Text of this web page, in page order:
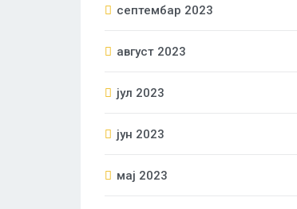
септембар 2023
август 2023
јул 2023
јун 2023
мај 2023